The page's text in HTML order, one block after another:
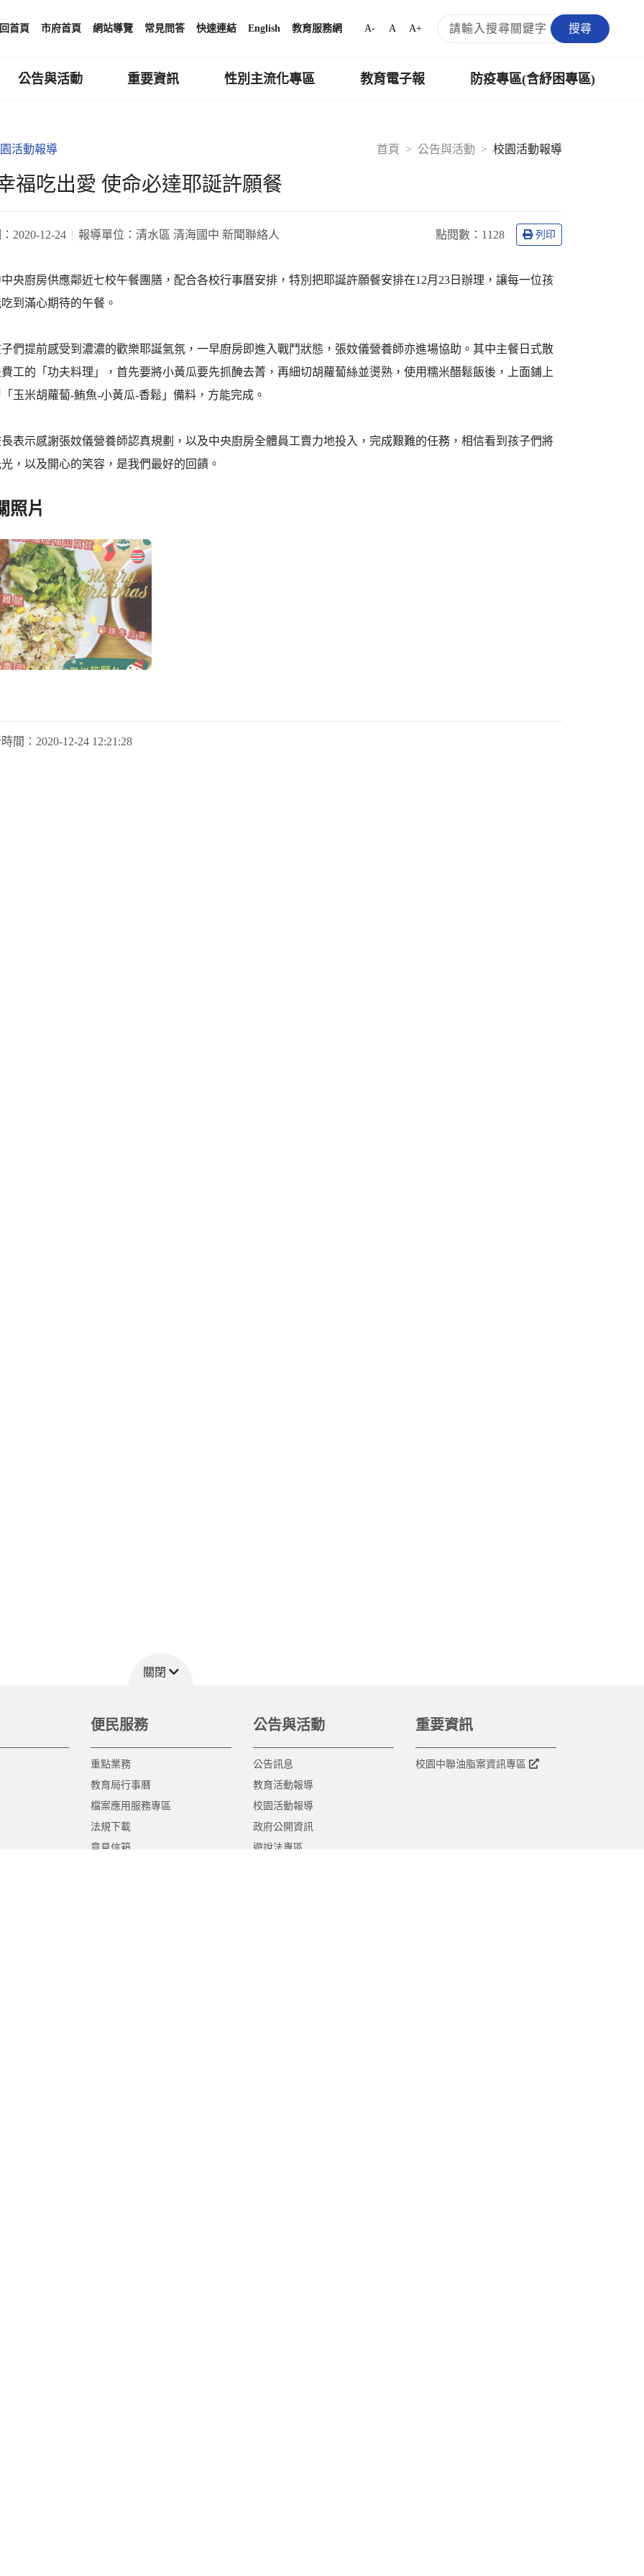
回首頁 市府首頁 網站導覽 常見問答 快速連結 English 教育服務網 A- A A+ 搜尋
公告與活動 重要資訊 性別主流化專區 教育電子報 防疫專區(含紓困專區)
首頁 公告與活動 校園活動報導
活動報導
福吃出愛 使命必達耶誕許願餐
2020-12-24 報導單位： 清水區 清海國中 新聞聯絡人 點閱數： 1128 列印
央廚房供應鄰近七校午餐團膳，配合各校行事曆安排，特別把耶誕許願餐安排在12月23日辦理，讓每一位孩
到滿心期待的午餐。
們提前感受到濃濃的歡樂耶誕氣氛，一早廚房即進入戰鬥狀態，張妏儀營養師亦進場協助。其中主餐日式散
工的「功夫料理」，首先要將小黃瓜要先抓醃去菁，再細切胡蘿蔔絲並燙熟，使用糯米醋鬆飯後，上面鋪上
玉米胡蘿蔔-鮪魚-小黃瓜-香鬆」備料，方能完成。
表示感謝張妏儀營養師認真規劃，以及中央廚房全體員工賣力地投入，完成艱難的任務，相信看到孩子們將
，以及開心的笑容，是我們最好的回饋。
照片
間： 2020-12-24 12:21:28
關閉
便民服務
重點業務
教育局行事曆
檔案應用服務專區
法規下載
意見信箱
公告與活動
公告訊息
教育活動報導
校園活動報導
政府公開資訊
遊說法專區
重要資訊
校園中聯油脂案資訊專區